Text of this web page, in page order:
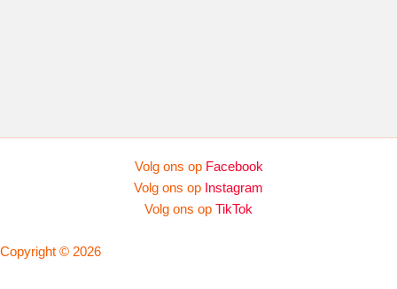
Volg ons op Facebook
Volg ons op Instagram
Volg ons op TikTok
Copyright © 2026